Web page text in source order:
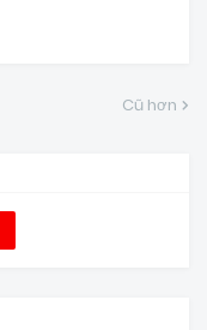
Cũ hơn